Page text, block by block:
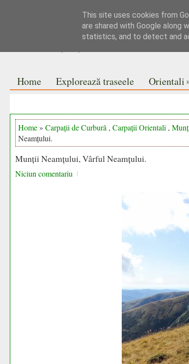
Jurnal de
Home Explorează traseele Orientali
Home » Carpații de Curbură , Carpații Orientali ,
Neamțului.
Munții Neamțului, Vârful Neamțului.
Niciun comentariu
This site uses cookies from
are shared with Google along
statistics, and to detect and